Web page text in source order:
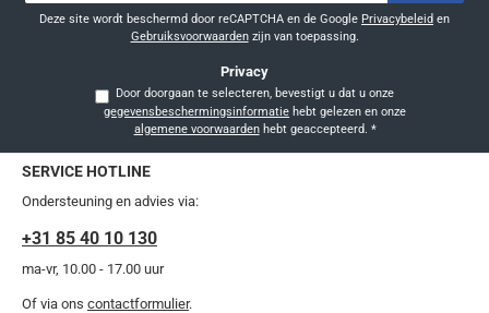
Deze site wordt beschermd door reCAPTCHA en de Google Privacybeleid en
Gebruiksvoorwaardenzijn van toepassing.
Privacy
Door doorgaan te selecteren, bevestigt u dat u onze
gegevensbeschermingsinformatie
algemene voorwaardenhebt geaccepteerd. *
SERVICE HOTLINE
Ondersteuning en advies via:
+31 85 40 10 130
ma-vr, 10.00 - 17.00 uur
Of via ons contactformulier.